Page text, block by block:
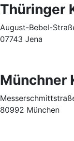
Thüringer
August-Bebel-
07743 Jena
Münchner
80992 München